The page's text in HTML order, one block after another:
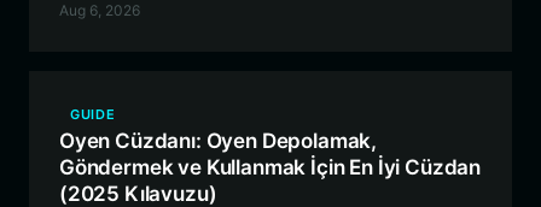
şeyi ve DeFi deneyiminizi nasıl optimize edeceğinizi
Aug 6, 2026
GUIDE
Oyen Cüzdanı: Oyen Depolamak,
Göndermek ve Kullanmak İçin En İyi Cüzdan
(2025 Kılavuzu)